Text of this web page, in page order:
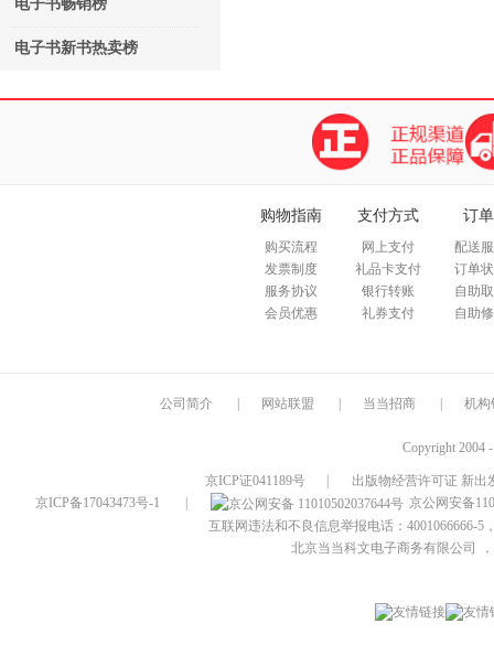
电子书畅销榜
电子书新书热卖榜
购物指南
购买流程
发票制度
服务协议
会员优惠
支付方式
网上支付
礼品卡支付
银行转账
礼券支付
订
配送
订单
自助
自助
公司简介 网站联盟 当当招商 机构
Copyright 2004
京ICP证041189号
出版物经营许可证 新出
京ICP备17043473号-1
京公网安备
互联网违法和不良信息举报电话：4001066666-5
北京当当科文电子商务有限公司